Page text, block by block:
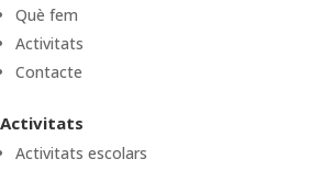
Què fem
Activitats
Contacte
Activitats
Activitats escolars